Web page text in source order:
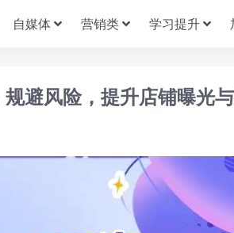
自媒体 营销类 学习提升
避风险，提升店铺曝光